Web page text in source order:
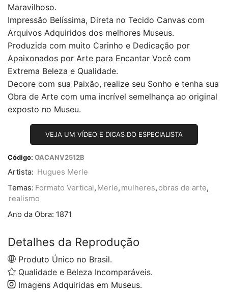
Maravilhoso.
Impressão Belíssima, Direta no Tecido Canvas com
Arquivos Adquiridos dos melhores Museus.
Produzida com muito Carinho e Dedicação por
Apaixonados por Arte para Encantar Você com
Extrema Beleza e Qualidade.
Decore com sua Paixão, realize seu Sonho e tenha sua
Obra de Arte com uma incrível semelhança ao original
exposto no Museu.
VEJA UM VÍDEO E DICAS DO ESPECIALISTA
Código: OACANV2512B
Artista: Hugues Merle
Temas: Formato Vertical , Merle, mulheres, obras de arte,
realismo
Ano da Obra: 1871
Detalhes da Reprodução
Produto Único no Brasil.
Qualidade e Beleza Incomparáveis.
Imagens Adquiridas em Museus.